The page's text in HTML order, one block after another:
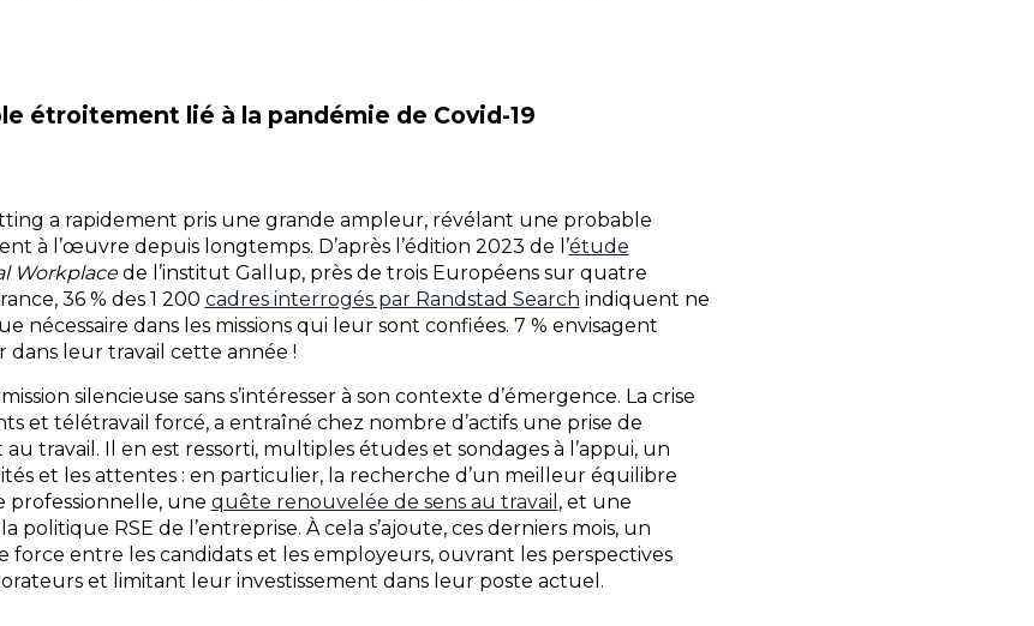
étroitement lié à la pandémie de Covid-19
a rapidement pris une grande ampleur, révélant une probable
à l’œuvre depuis longtemps. D’après l’édition 2023 de l’étude
Workplacede l’institut Gallup, près de trois Européens sur quatre
36 % des 1 200 cadres interrogés par Randstad Search indiquent ne
nécessaire dans les missions qui leur sont confiées. 7 % envisagent
dans leur travail cette année !
silencieuse sans s’intéresser à son contexte d’émergence. La crise
et télétravail forcé, a entraîné chez nombre d’actifs une prise de
travail. Il en est ressorti, multiples études et sondages à l’appui, un
et les attentes : en particulier, la recherche d’un meilleur équilibre
professionnelle, une quête renouvelée de sens au travail , et une
politique RSE de l’entreprise. À cela s’ajoute, ces derniers mois, un
entre les candidats et les employeurs, ouvrant les perspectives
et limitant leur investissement dans leur poste actuel.